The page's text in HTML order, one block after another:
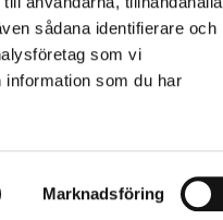
sådana identifierare och
som vi
som du har
Marknadsföring